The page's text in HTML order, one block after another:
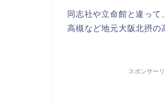
同志社や立命館と違って
高槻など地元大阪北摂の
スポンサー